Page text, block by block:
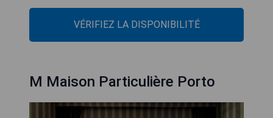
VÉRIFIEZ LA DISPONIBILITÉ
M Maison Particulière Porto